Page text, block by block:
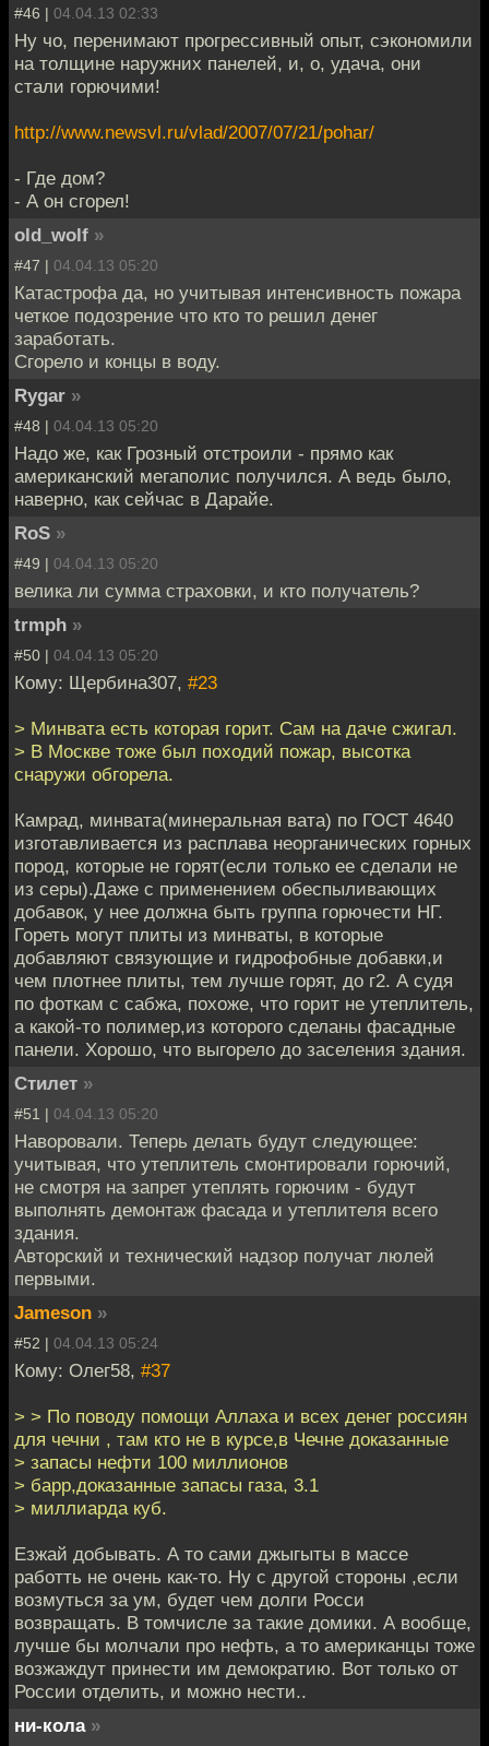
#46 | 04.04.13 02:33
Ну чо, перенимают прогрессивный опыт, сэкономили
на толщине наружних панелей, и, о, удача, они
стали горючими!
http://www.newsvl.ru/vlad/2007/07/21/pohar/
- Где дом?
- А он сгорел!
old_wolf »
#47 | 04.04.13 05:20
Катастрофа да, но учитывая интенсивность пожара
четкое подозрение что кто то решил денег
заработать.
Сгорело и концы в воду.
Rygar »
#48 | 04.04.13 05:20
Надо же, как Грозный отстроили - прямо как
американский мегаполис получился. А ведь было,
наверно, как сейчас в Дарайе.
RoS »
#49 | 04.04.13 05:20
велика ли сумма страховки, и кто получатель?
trmph »
#50 | 04.04.13 05:20
Кому: Щербина307, #23
> Минвата есть которая горит. Сам на даче сжигал.
> В Москве тоже был походий пожар, высотка
снаружи обгорела.
Камрад, минвата(минеральная вата) по ГОСТ 4640
изготавливается из расплава неорганических горных
пород, которые не горят(если только ее сделали не
из серы).Даже с применением обеспыливающих
добавок, у нее должна быть группа горючести НГ.
Гореть могут плиты из минваты, в которые
добавляют связующие и гидрофобные добавки,и
чем плотнее плиты, тем лучше горят, до г2. А судя
по фоткам с сабжа, похоже, что горит не утеплитель,
а какой-то полимер,из которого сделаны фасадные
панели. Хорошо, что выгорело до заселения здания.
Стилет »
#51 | 04.04.13 05:20
Наворовали. Теперь делать будут следующее:
учитывая, что утеплитель смонтировали горючий,
не смотря на запрет утеплять горючим - будут
выполнять демонтаж фасада и утеплителя всего
здания.
Авторский и технический надзор получат люлей
первыми.
Jameson »
#52 | 04.04.13 05:24
Кому: Олег58, #37
> > По поводу помощи Аллаха и всех денег россиян
для чечни , там кто не в курсе,в Чечне доказанные
> запасы нефти 100 миллионов
> барр,доказанные запасы газа, 3.1
> миллиарда куб.
Езжай добывать. А то сами джыгыты в массе
работть не очень как-то. Ну с другой стороны ,если
возмуться за ум, будет чем долги Росси
возвращать. В томчисле за такие домики. А вообще,
лучше бы молчали про нефть, а то американцы тоже
возжаждут принести им демократию. Вот только от
России отделить, и можно нести..
ни-кола »